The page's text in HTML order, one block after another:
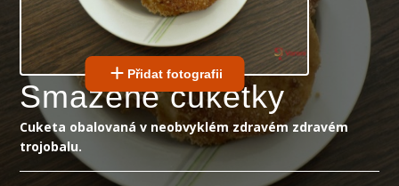
Přidat fotografii
Smažené cuketky
Cuketa obalovaná v neobvyklém zdravém zdravém
trojobalu.